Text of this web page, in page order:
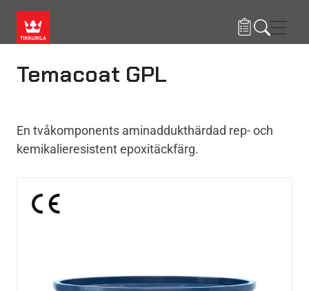
Temacoat GPL
En tvåkomponents aminaddukthärdad rep- och
kemikalieresistent epoxitäckfärg.